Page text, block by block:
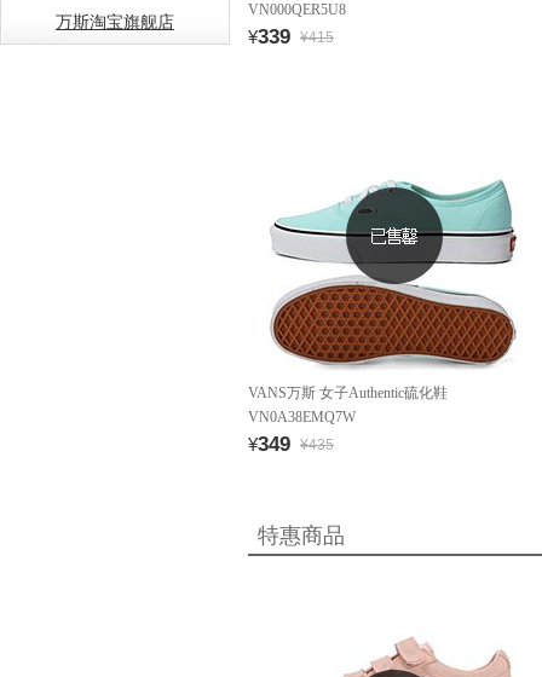
万斯淘宝旗舰店
VN000QER5U8
¥339 ¥415
VANS万斯 女子Authentic硫化鞋
VN0A38EMQ7W
¥349 ¥435
特惠商品